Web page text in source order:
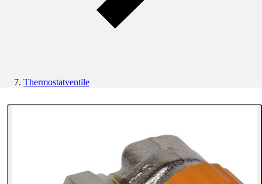
Thermostatventile